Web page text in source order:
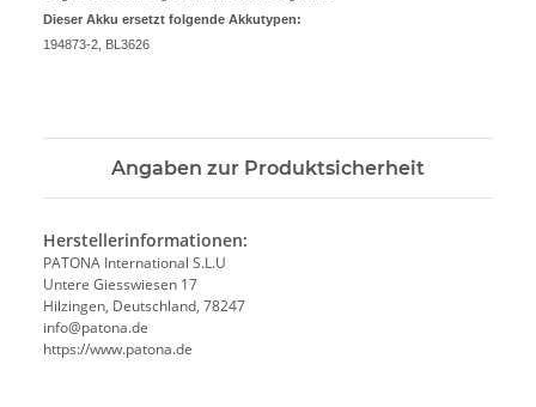
Dieser Akku ersetzt folgende Akkutypen:
194873-2, BL3626
Angaben zur Produktsicherheit
Herstellerinformationen:
PATONA International S.L.U
Untere Giesswiesen 17
Hilzingen, Deutschland, 78247
info@patona.de
https://www.patona.de